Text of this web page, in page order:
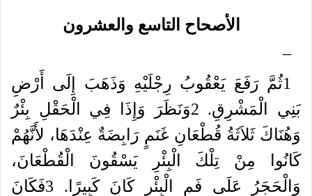
الأصحاح التاسع والعشرون
–
1ثُمَّ رَفَعَ يَعْقُوبُ رِجْلَيْهِ وَذَهَبَ إِلَى
أَرْضِ
بَنِي
الْمَشْرِقِ.
2وَنَظَرَ وَإِذَا فِي الْحَقْلِ
بِئْرٌ
وَهُنَاكَ ثَلاَثَةُ قُطْعَانِ غَنَمٍ رَابِضَةٌ عِنْدَهَا، لأَنَّهُمْ
كَانُوا
مِنْ تِلْكَ الْبِئْرِ يَسْقُونَ
الْقُطْعَانَ،
وَالْحَجَرُ
عَلَى فَمِ الْبِئْرِ كَانَ كَبِيرًا .
3فَكَانَ